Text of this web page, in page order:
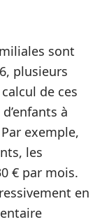
sont
plusieurs
de ces
à
exemple,
les
€ par mois.
en